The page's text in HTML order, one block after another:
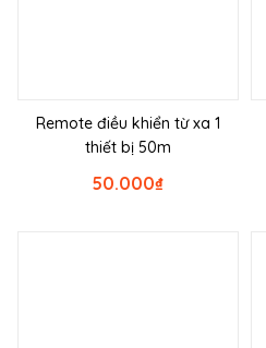
Remote điều khiển từ xa 1
thiết bị 50m
₫
50.000